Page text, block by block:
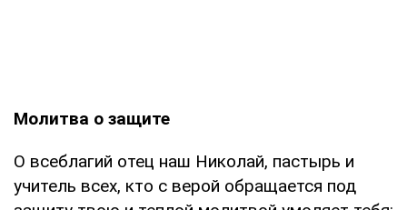
Молитва о защите
О всеблагий отец наш Николай, пастырь и
учитель всех, кто с верой обращается под